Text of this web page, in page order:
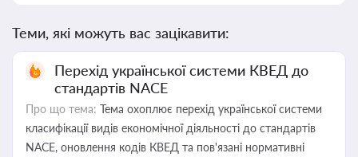
Теми, які можуть вас зацікавити:
Перехід української системи КВЕД до
стандартів NACE
Про що тема: Тема охоплює перехід української системи
класифікації видів економічної діяльності до стандартів
NACE, оновлення кодів КВЕД та пов'язані нормативні